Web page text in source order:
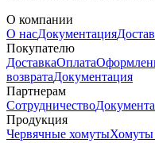
О компании
О насДокументация
Покупателю
ДоставкаОплата
возвратаДокументация
Партнерам
Сотрудничество
Продукция
Червячные хомуты